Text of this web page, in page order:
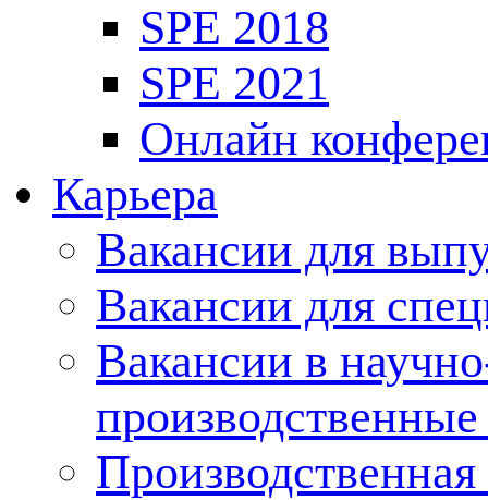
SPE 2018
SPE 2021
Онлайн
Карьера
Вакансии для
Вакансии для
Вакансии в
Производственная